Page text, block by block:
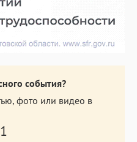
события?
фото или видео в